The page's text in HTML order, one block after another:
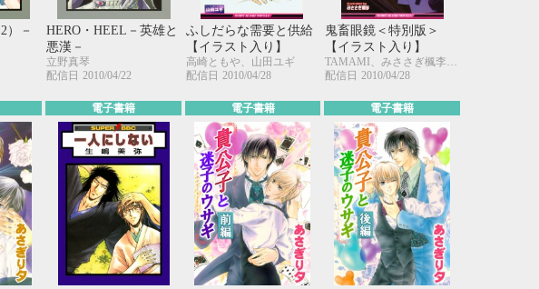
）－
HERO・HEEL－英雄と
悪漢－
立野真琴
配信日 2010/04/22
ふしだらな需要と供給
【イラスト入り】
高崎ともや、山田ユギ
配信日 2010/04/28
鬼畜眼鏡＜特別版＞
【イラスト入り】
TAMAMI、みささぎ楓李、Spray
配信日 2010/04/28
電子書籍 電子書籍 電子書籍